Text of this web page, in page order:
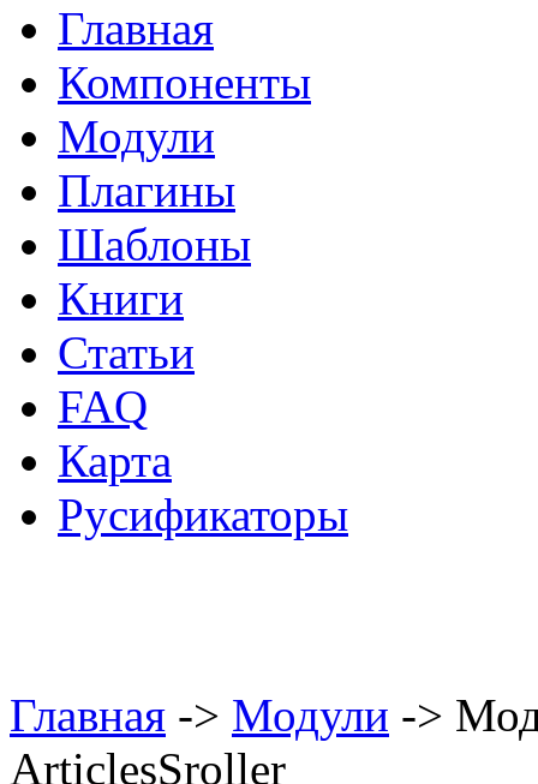
Главная
Компоненты
Модули
Плагины
Шаблоны
Книги
Статьи
FAQ
Карта
Русификаторы
Главная -> Модули ->
ArticlesSroller